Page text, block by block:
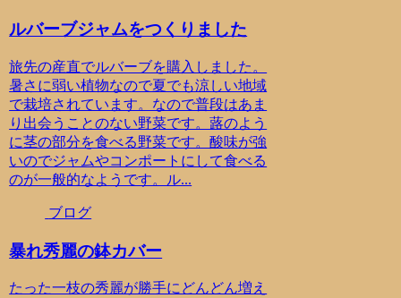
ルバーブジャムをつくりました
旅先の産直でルバーブを購入しました。
暑さに弱い植物なので夏でも涼しい地域
で栽培されています。なので普段はあま
り出会うことのない野菜です。蕗のよう
に茎の部分を食べる野菜です。酸味が強
いのでジャムやコンポートにして食べる
のが一般的なようです。ル...
ブログ
暴れ秀麗の鉢カバー
たった一枝の秀麗が勝手にどんどん増え